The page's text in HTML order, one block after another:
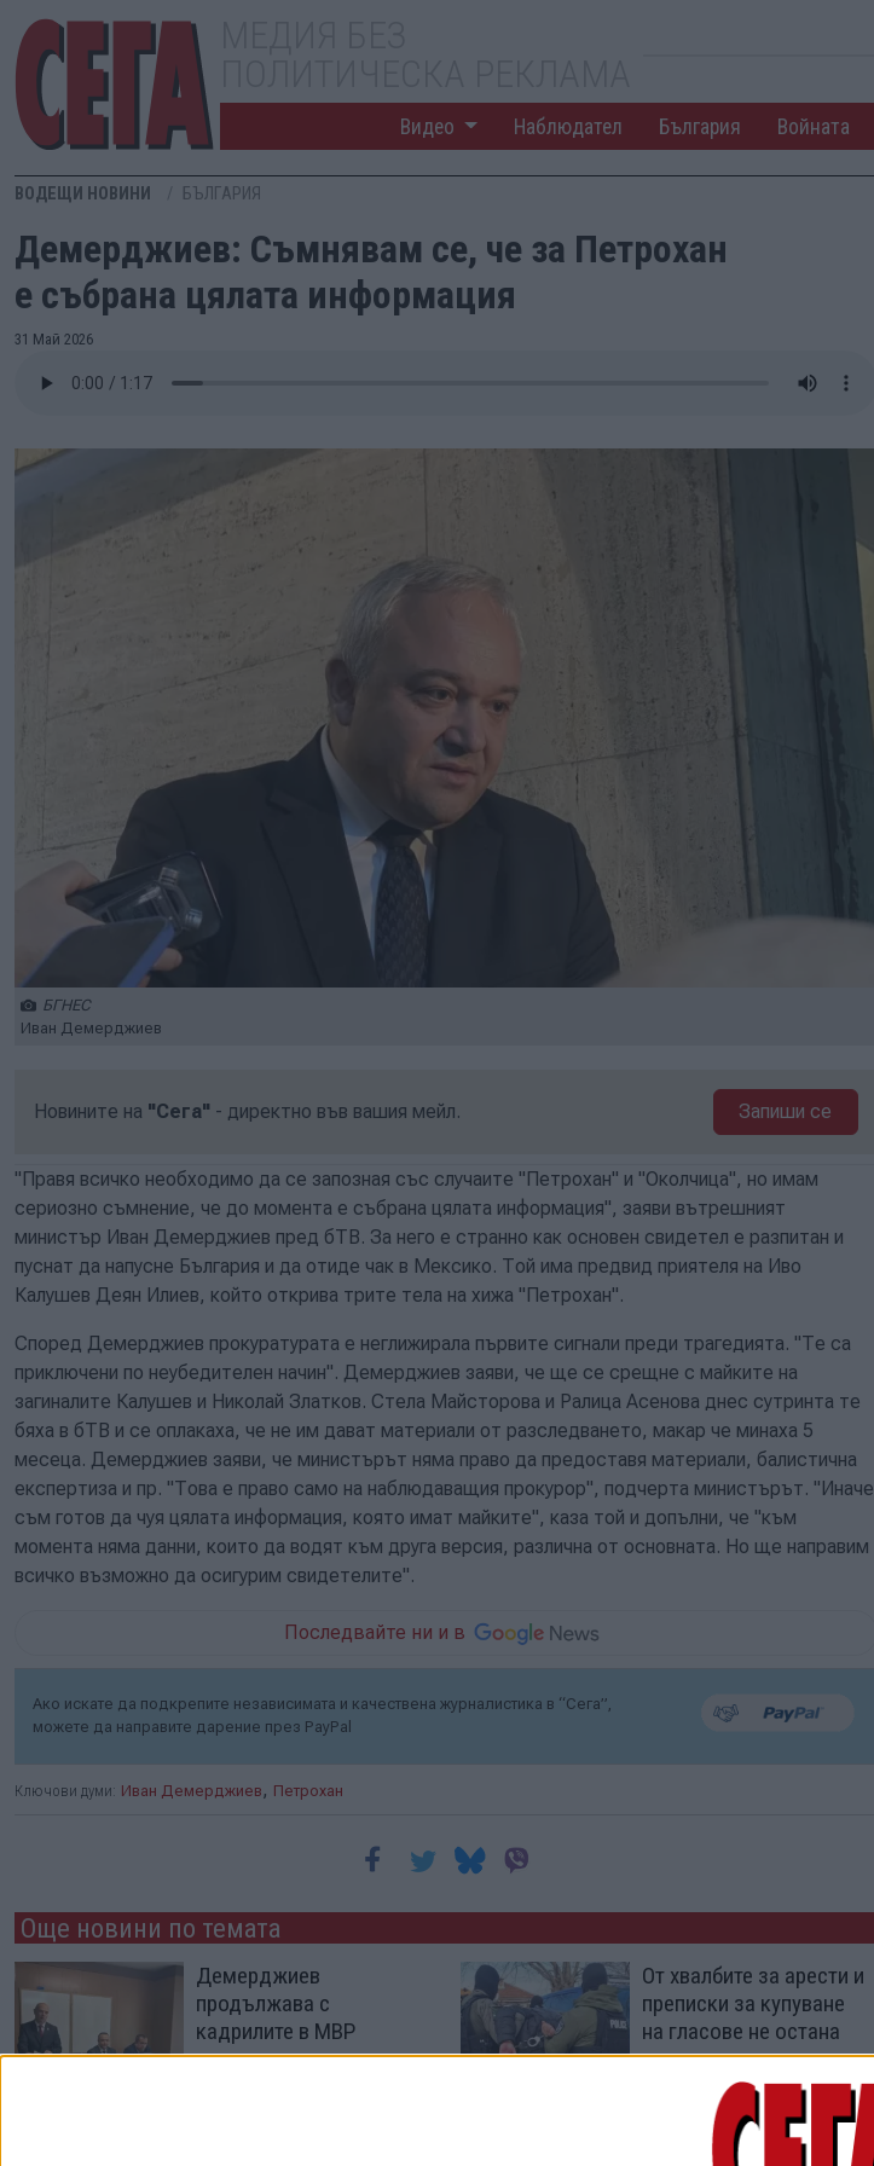
Видео Наблюдател България Войната
ВОДЕЩИ НОВИНИ БЪЛГАРИЯ
Демерджиев: Съмнявам се, че за Петрохан
е събрана цялата информация
31 Май 2026
БГНЕС
Иван Демерджиев
Новините на "Сега" - директно във вашия мейл. Запиши се
"Правя всичко необходимо да се запозная със случаите "Петрохан" и "Околчица", но имам
сериозно съмнение, че до момента е събрана цялата информация", заяви вътрешният
министър Иван Демерджиев пред бТВ. За него е странно как основен свидетел е разпитан и
пуснат да напусне България и да отиде чак в Мексико. Той има предвид приятеля на Иво
Калушев Деян Илиев, който открива трите тела на хижа "Петрохан".
Според Демерджиев прокуратурата е неглижирала първите сигнали преди трагедията. "Те са
приключени по неубедителен начин". Демерджиев заяви, че ще се срещне с майките на
загиналите Калушев и Николай Златков. Стела Майсторова и Ралица Асенова днес сутринта те
бяха в бТВ и се оплакаха, че не им дават материали от разследването, макар че минаха 5
месеца. Демерджиев заяви, че министърът няма право да предоставя материали, балистична
експертиза и пр. "Това е право само на наблюдаващия прокурор", подчерта министърът. "Иначе
съм готов да чуя цялата информация, която имат майките", каза той и допълни, че "към
момента няма данни, които да водят към друга версия, различна от основната. Но ще направим
всичко възможно да осигурим свидетелите".
Последвайте ни и в
Ако искате да подкрепите независимата и качествена журналистика в “Сега”,
можете да направите дарение през PayPal
Ключови думи: Иван Демерджиев , Петрохан
Още новини по темата
Демерджиев
продължава с
кадрилите в МВР
07 Авг. 2026
От хвалбите за арести и
преписки за купуване
на гласове не остана
нищо
06 Авг. 2026